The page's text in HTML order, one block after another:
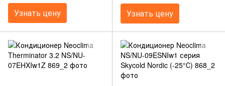
Узнать цену Узнать цену